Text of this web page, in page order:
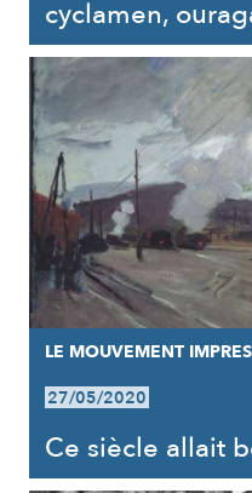
cyclamen,
LE MOUVEMENT
27/05/2020
Ce siècle allait